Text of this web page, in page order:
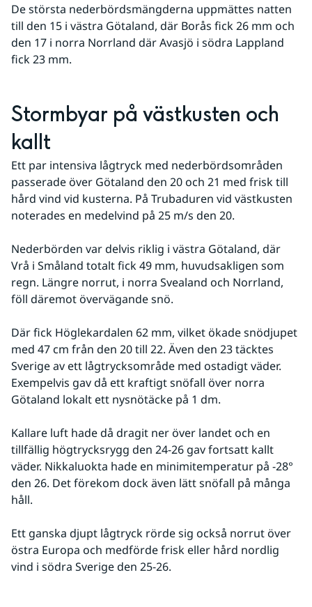
De största nederbördsmängderna uppmättes natten
till den 15 i västra Götaland, där Borås fick 26 mm och
den 17 i norra Norrland där Avasjö i södra Lappland
fick 23 mm.
Stormbyar på västkusten och
kallt
Ett par intensiva lågtryck med nederbördsområden
passerade över Götaland den 20 och 21 med frisk till
hård vind vid kusterna. På Trubaduren vid västkusten
noterades en medelvind på 25 m/s den 20.
Nederbörden var delvis riklig i västra Götaland, där
Vrå i Småland totalt fick 49 mm, huvudsakligen som
regn. Längre norrut, i norra Svealand och Norrland,
föll däremot övervägande snö.
Där fick Höglekardalen 62 mm, vilket ökade snödjupet
med 47 cm från den 20 till 22. Även den 23 täcktes
Sverige av ett lågtrycksområde med ostadigt väder.
Exempelvis gav då ett kraftigt snöfall över norra
Götaland lokalt ett nysnötäcke på 1 dm.
Kallare luft hade då dragit ner över landet och en
tillfällig högtrycksrygg den 24-26 gav fortsatt kallt
väder. Nikkaluokta hade en minimitemperatur på -28°
den 26. Det förekom dock även lätt snöfall på många
håll.
Ett ganska djupt lågtryck rörde sig också norrut över
östra Europa och medförde frisk eller hård nordlig
vind i södra Sverige den 25-26.